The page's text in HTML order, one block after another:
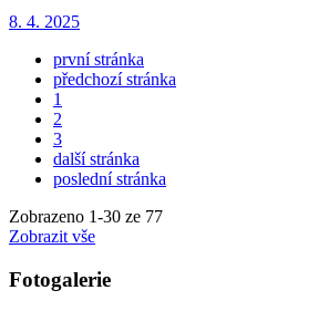
8. 4. 2025
první stránka
předchozí stránka
1
2
3
další stránka
poslední stránka
Zobrazeno 1-30 ze 77
Zobrazit vše
Fotogalerie